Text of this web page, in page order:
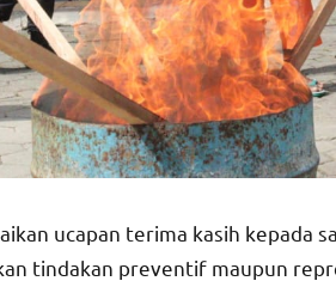
ucapan terima kasih kepada
tindakan preventif maupun